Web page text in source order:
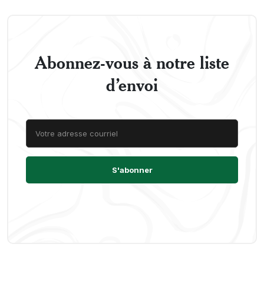
Abonnez-vous à notre liste
d’envoi